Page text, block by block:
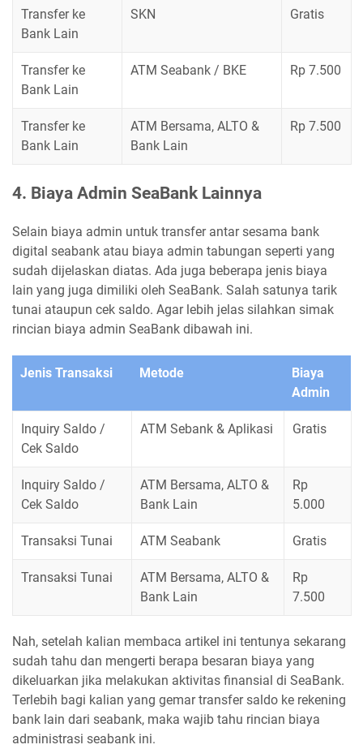
Transfer ke
Bank Lain
SKN Gratis
Transfer ke
Bank Lain
ATM Seabank / BKE Rp 7.500
Transfer ke
Bank Lain
ATM Bersama, ALTO &
Bank Lain
Rp 7.500
4. Biaya Admin SeaBank Lainnya
Selain biaya admin untuk transfer antar sesama bank
digital seabank atau biaya admin tabungan seperti yang
sudah dijelaskan diatas. Ada juga beberapa jenis biaya
lain yang juga dimiliki oleh SeaBank. Salah satunya tarik
tunai ataupun cek saldo. Agar lebih jelas silahkan simak
rincian biaya admin SeaBank dibawah ini.
Jenis Transaksi Metode
Biaya
Admin
Inquiry Saldo /
Cek Saldo
ATM Sebank & Aplikasi Gratis
Inquiry Saldo /
Cek Saldo
ATM Bersama, ALTO &
Bank Lain
Rp
5.000
Transaksi Tunai ATM Seabank Gratis
Transaksi Tunai
ATM Bersama, ALTO &
Bank Lain
Rp
7.500
Nah, setelah kalian membaca artikel ini tentunya sekarang
sudah tahu dan mengerti berapa besaran biaya yang
dikeluarkan jika melakukan aktivitas finansial di SeaBank.
Terlebih bagi kalian yang gemar transfer saldo ke rekening
bank lain dari seabank, maka wajib tahu rincian biaya
administrasi seabank ini.